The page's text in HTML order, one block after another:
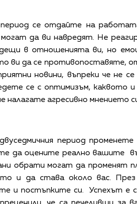
период се отдайте на
да ви навредят. Не
в отношенията ви, но
ви да се противопоставяте,
новини, въпреки че не
се с оптимизъм, каквото
налагате агресивно мнението
период
да оцените реално вашите
обрати могат да променят
и да става около вас.
и постъпките си. Успехът е